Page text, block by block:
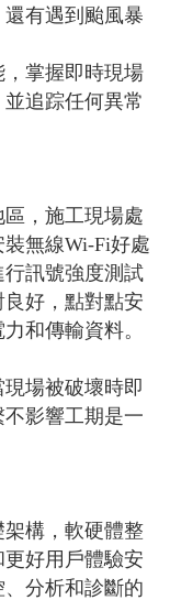
有遇到颱風暴
掌握即時現場
追踪任何異常
，施工現場處
無線Wi-Fi好處
訊號強度測試
好，點對點安
和傳輸資料。
場被破壞時即
影響工期是一
構，軟硬體整
好用戶體驗安
分析和診斷的